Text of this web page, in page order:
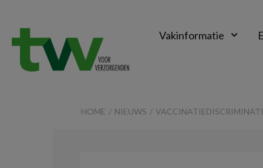
Vakinformatie
HOME NIEUWS